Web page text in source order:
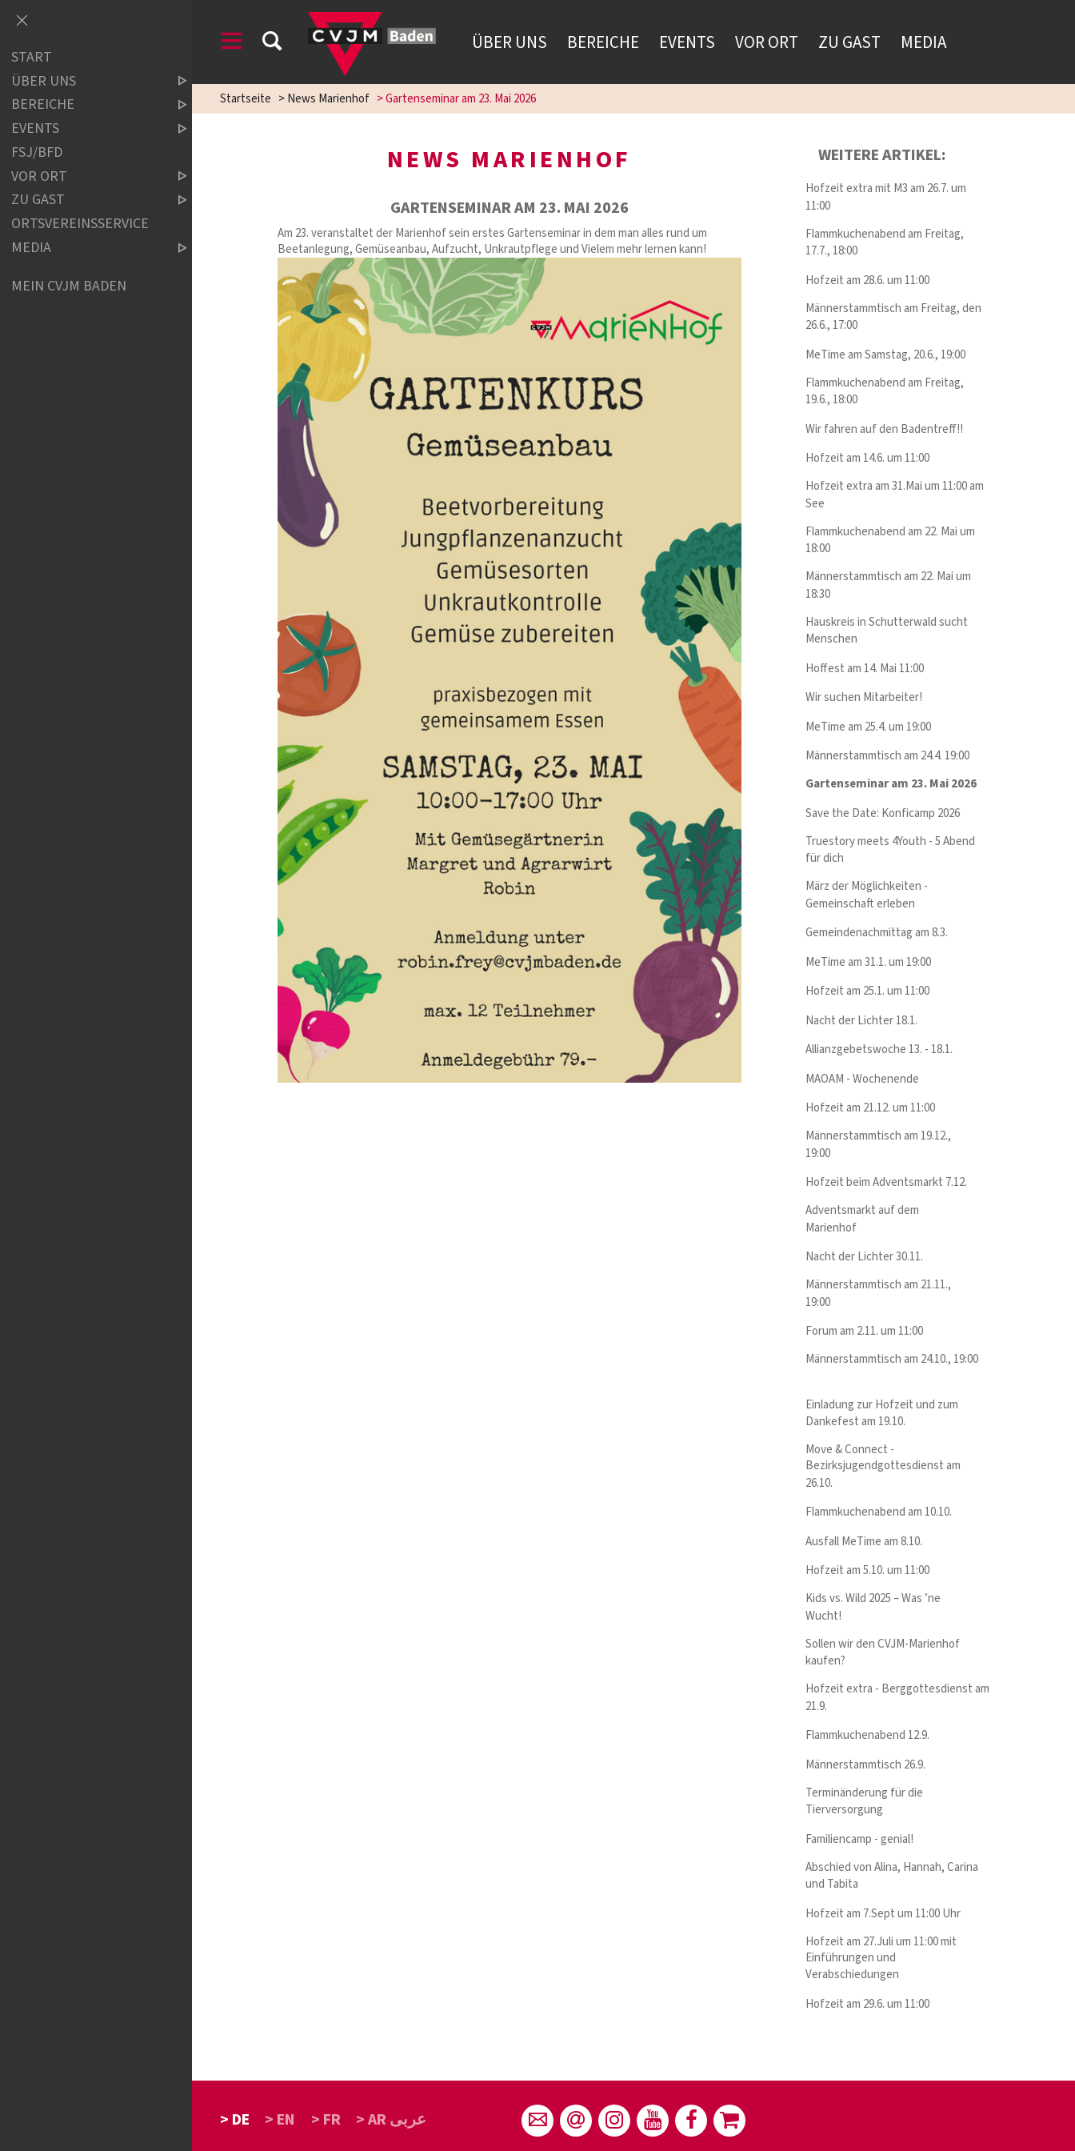
ÜBER UNS BEREICHE EVENTS VOR ORT ZU GAST MEDIA
Startseite >News Marienhof >Gartenseminar am 23. Mai 2026
NEWS MARIENHOF
GARTENSEMINAR AM 23. MAI 2026
Am 23. veranstaltet der Marienhof sein erstes Gartenseminar in dem man alles rund um
Beetanlegung, Gemüseanbau, Aufzucht, Unkrautpflege und Vielem mehr lernen kann!
WEITERE ARTIKEL:
Hofzeit extra mit M3 am 26.7. um
11:00
Flammkuchenabend am Freitag,
17.7., 18:00
Hofzeit am 28.6. um 11:00
Männerstammtisch am Freitag, den
26.6., 17:00
MeTime am Samstag, 20.6., 19:00
Flammkuchenabend am Freitag,
19.6., 18:00
Wir fahren auf den Badentreff!!
Hofzeit am 14.6. um 11:00
Hofzeit extra am 31.Mai um 11:00 am
See
Flammkuchenabend am 22. Mai um
18:00
Männerstammtisch am 22. Mai um
18:30
Hauskreis in Schutterwald sucht
Menschen
Hoffest am 14. Mai 11:00
Wir suchen Mitarbeiter!
MeTime am 25.4. um 19:00
Männerstammtisch am 24.4. 19:00
Gartenseminar am 23. Mai 2026
Save the Date: Konficamp 2026
Truestory meets 4Youth - 5 Abend
für dich
März der Möglichkeiten -
Gemeinschaft erleben
Gemeindenachmittag am 8.3.
MeTime am 31.1. um 19:00
Hofzeit am 25.1. um 11:00
Nacht der Lichter 18.1.
Allianzgebetswoche 13. - 18.1.
MAOAM - Wochenende
Hofzeit am 21.12. um 11:00
Männerstammtisch am 19.12.,
19:00
Hofzeit beim Adventsmarkt 7.12.
Adventsmarkt auf dem
Marienhof
Nacht der Lichter 30.11.
Männerstammtisch am 21.11.,
19:00
Forum am 2.11. um 11:00
Männerstammtisch am 24.10., 19:00
Einladung zur Hofzeit und zum
Dankefest am 19.10.
Move & Connect -
Bezirksjugendgottesdienst am
26.10.
Flammkuchenabend am 10.10.
Ausfall MeTime am 8.10.
Hofzeit am 5.10. um 11:00
Kids vs. Wild 2025 – Was ’ne
Wucht!
Sollen wir den CVJM-Marienhof
kaufen?
Hofzeit extra - Berggottesdienst am
21.9.
Flammkuchenabend 12.9.
Männerstammtisch 26.9.
Terminänderung für die
Tierversorgung
Familiencamp - genial!
Abschied von Alina, Hannah, Carina
und Tabita
Hofzeit am 7.Sept um 11:00 Uhr
Hofzeit am 27.Juli um 11:00 mit
Einführungen und
Verabschiedungen
Hofzeit am 29.6. um 11:00
> DE > EN > FR > AR عربى
START
ÜBER UNS
BEREICHE
EVENTS
FSJ/BFD
VOR ORT
ZU GAST
ORTSVEREINSSERVICE
MEDIA
MEIN CVJM BADEN